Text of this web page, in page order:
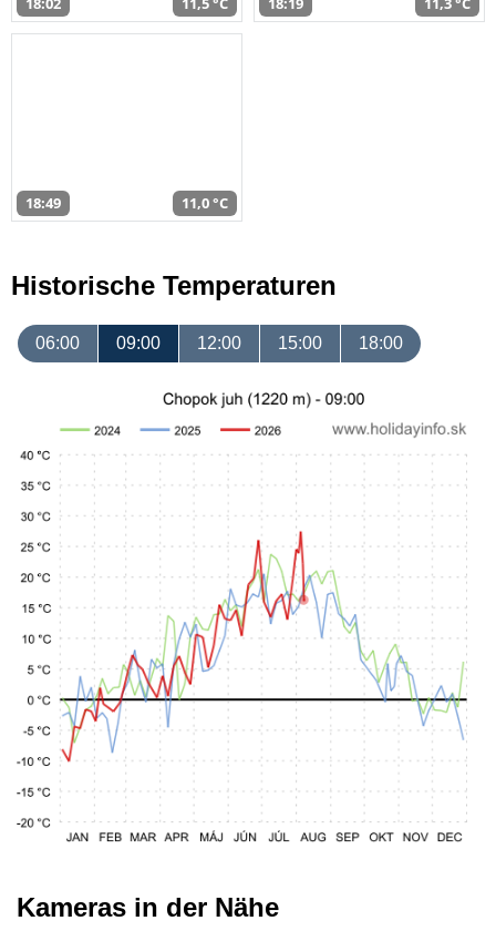
18:49 11,0 °C
Historische Temperaturen
06:00 09:00 12:00 15:00 18:00
Kameras in der Nähe